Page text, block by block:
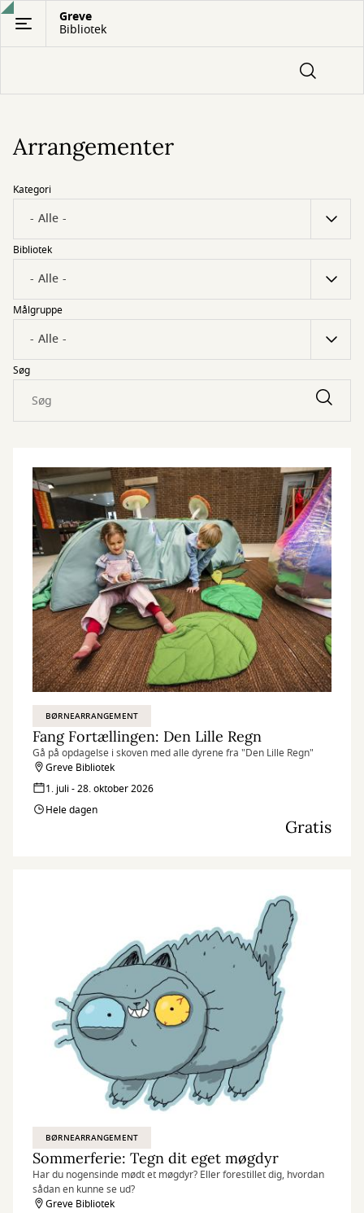
Gå
hovedindhold
Greve
Bibliotek
Arrangementer
Kategori
Bibliotek
Målgruppe
Søg
BØRNEARRANGEMENT
Fang Fortællingen: Den Lille Regn
Gå på opdagelse i skoven med alle dyrene fra "Den Lille Regn"
Greve Bibliotek
1. juli - 28. oktober 2026
Hele dagen
Gratis
BØRNEARRANGEMENT
Sommerferie: Tegn dit eget møgdyr
Har du nogensinde mødt et møgdyr? Eller forestillet dig, hvordan
sådan en kunne se ud?
Greve Bibliotek